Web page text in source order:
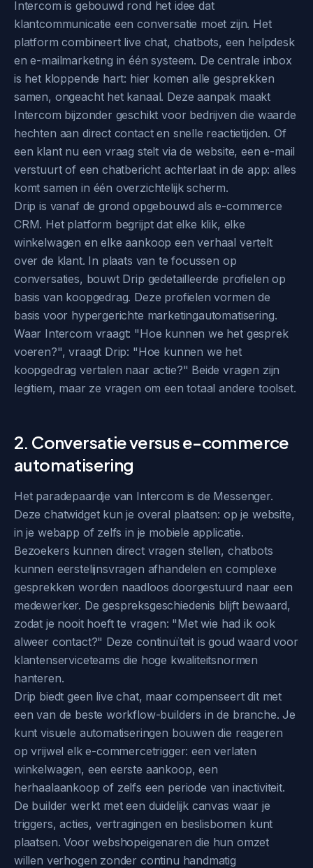
Intercom is gebouwd rond het idee dat
klantcommunicatie een conversatie moet zijn. Het
platform combineert live chat, chatbots, een helpdesk
en e-mailmarketing in één systeem. De centrale inbox
is het kloppende hart: hier komen alle gesprekken
samen, ongeacht het kanaal. Deze aanpak maakt
Intercom bijzonder geschikt voor bedrijven die waarde
hechten aan direct contact en snelle reactietijden. Of
een klant nu een vraag stelt via de website, een e-mail
verstuurt of een chatbericht achterlaat in de app: alles
komt samen in één overzichtelijk scherm.
Drip is vanaf de grond opgebouwd als e-commerce
CRM. Het platform begrijpt dat elke klik, elke
winkelwagen en elke aankoop een verhaal vertelt
over de klant. In plaats van te focussen op
conversaties, bouwt Drip gedetailleerde profielen op
basis van koopgedrag. Deze profielen vormen de
basis voor hypergerichte marketingautomatisering.
Waar Intercom vraagt: "Hoe kunnen we het gesprek
voeren?", vraagt Drip: "Hoe kunnen we het
koopgedrag vertalen naar actie?" Beide vragen zijn
legitiem, maar ze vragen om een totaal andere toolset.
2. Conversatie versus e-commerce
automatisering
Het paradepaardje van Intercom is de Messenger.
Deze chatwidget kun je overal plaatsen: op je website,
in je webapp of zelfs in je mobiele applicatie.
Bezoekers kunnen direct vragen stellen, chatbots
kunnen eerstelijnsvragen afhandelen en complexe
gesprekken worden naadloos doorgestuurd naar een
medewerker. De gespreksgeschiedenis blijft bewaard,
zodat je nooit hoeft te vragen: "Met wie had ik ook
alweer contact?" Deze continuïteit is goud waard voor
klantenserviceteams die hoge kwaliteitsnormen
hanteren.
Drip biedt geen live chat, maar compenseert dit met
een van de beste workflow-builders in de branche. Je
kunt visuele automatiseringen bouwen die reageren
op vrijwel elk e-commercetrigger: een verlaten
winkelwagen, een eerste aankoop, een
herhaalaankoop of zelfs een periode van inactiviteit.
De builder werkt met een duidelijk canvas waar je
triggers, acties, vertragingen en beslisbomen kunt
plaatsen. Voor webshopeigenaren die hun omzet
willen verhogen zonder continu handmatig